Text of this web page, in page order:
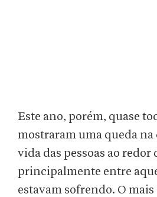
Este ano, porém, quase
mostraram uma queda na
vida das pessoas ao redor
principalmente entre
estavam sofrendo. O